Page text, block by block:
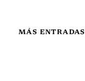
MÁS ENTRADAS